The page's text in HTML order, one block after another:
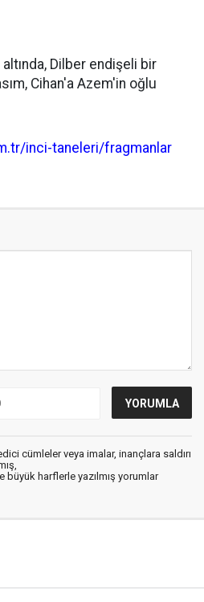
Dilber endişeli bir
Cihan'a Azem'in oğlu
inci-taneleri/fragmanlar
cümleler veya imalar, inançlara saldırı
büyük harflerle yazılmış yorumlar